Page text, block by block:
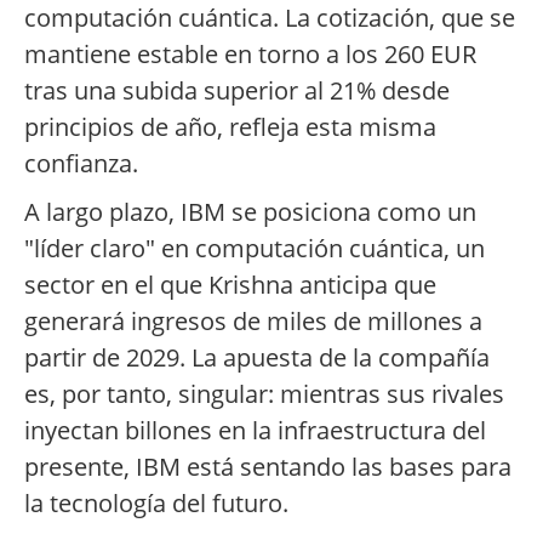
computación cuántica. La cotización, que se
mantiene estable en torno a los 260 EUR
tras una subida superior al 21% desde
principios de año, refleja esta misma
confianza.
A largo plazo, IBM se posiciona como un
"líder claro" en computación cuántica, un
sector en el que Krishna anticipa que
generará ingresos de miles de millones a
partir de 2029. La apuesta de la compañía
es, por tanto, singular: mientras sus rivales
inyectan billones en la infraestructura del
presente, IBM está sentando las bases para
la tecnología del futuro.